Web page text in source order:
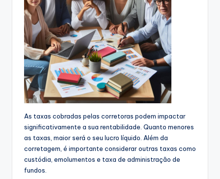
As taxas cobradas pelas corretoras podem impactar
significativamente a sua rentabilidade. Quanto menores
as taxas, maior será o seu lucro líquido. Além da
corretagem, é importante considerar outras taxas como
custódia, emolumentos e taxa de administração de
fundos.